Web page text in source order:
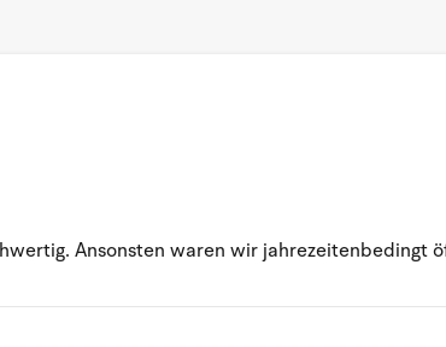
Ansonsten waren wir jahrezeitenbedingt